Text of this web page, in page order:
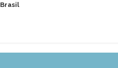
Brasil